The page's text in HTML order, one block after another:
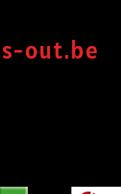
out.be